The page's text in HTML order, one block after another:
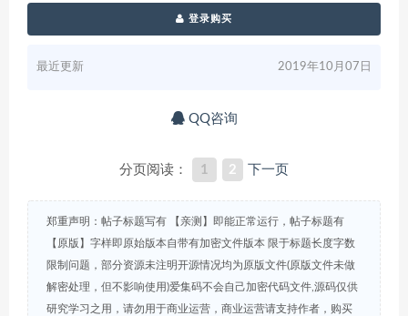
登录购买
最近更新 2019年10月07日
QQ咨询
分页阅读： 1 2 下一页
郑重声明：帖子标题写有 【亲测】即能正常运行，帖子标题有
【原版】字样即原始版本自带有加密文件版本 限于标题长度字数
限制问题，部分资源未注明开源情况均为原版文件(原版文件未做
解密处理，但不影响使用)爱集码不会自己加密代码文件,源码仅供
研究学习之用，请勿用于商业运营，商业运营请支持作者，购买